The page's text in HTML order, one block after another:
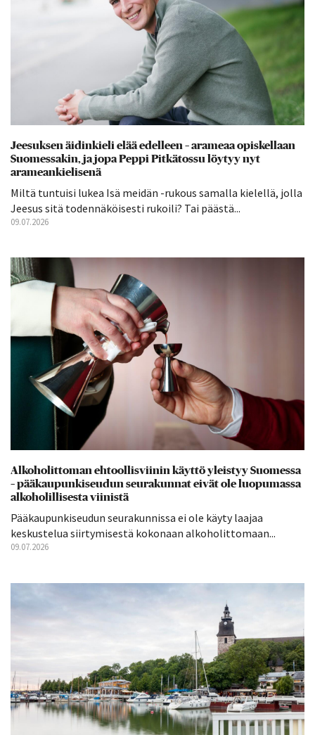
Jeesuksen äidinkieli elää edelleen – arameaa opiskellaan
Suomessakin, ja jopa Peppi Pitkätossu löytyy nyt
arameankielisenä
Miltä tuntuisi lukea Isä meidän -rukous samalla kielellä, jolla
Jeesus sitä todennäköisesti rukoili? Tai päästä...
09.07.2026
Alkoholittoman ehtoollisviinin käyttö yleistyy Suomessa
– pääkaupunkiseudun seurakunnat eivät ole luopumassa
alkoholillisesta viinistä
Pääkaupunkiseudun seurakunnissa ei ole käyty laajaa
keskustelua siirtymisestä kokonaan alkoholittomaan...
09.07.2026